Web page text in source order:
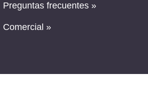
Preguntas frecuentes »
Comercial »